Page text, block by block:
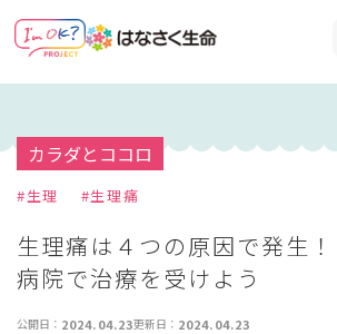
カラダとココロ
#生理 #生理痛
生理痛は４つの原因で発生
病院で治療を受けよう
公開日： 2024.04.23更新日： 2024.04.23